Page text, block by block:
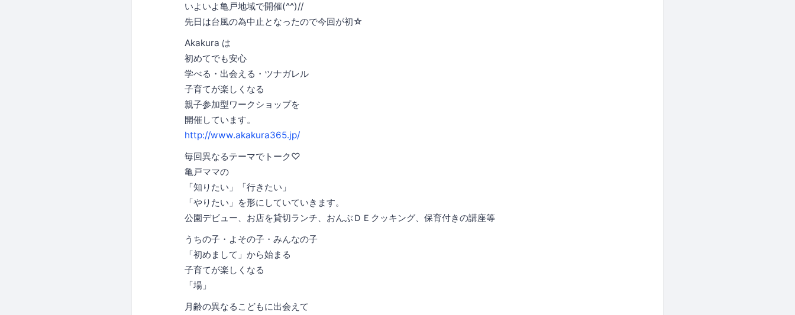
いよいよ亀戸地域で開催(^^)//
先日は台風の為中止となったので今回が初☆
Akakura は
初めてでも安心
学べる・出会える・ツナガレル
子育てが楽しくなる
親子参加型ワークショップを
開催しています。
http://www.akakura365.jp/
毎回異なるテーマでトーク♡
亀戸ママの
「知りたい」「行きたい」
「やりたい」を形にしていていきます。
公園デビュー、お店を貸切ランチ、おんぶＤＥクッキング、保育付きの講座等
うちの子・よその子・みんなの子
「初めまして」から始まる
子育てが楽しくなる
「場」
月齢の異なるこどもに出会えて